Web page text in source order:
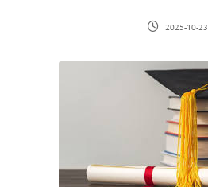
2025-10-23